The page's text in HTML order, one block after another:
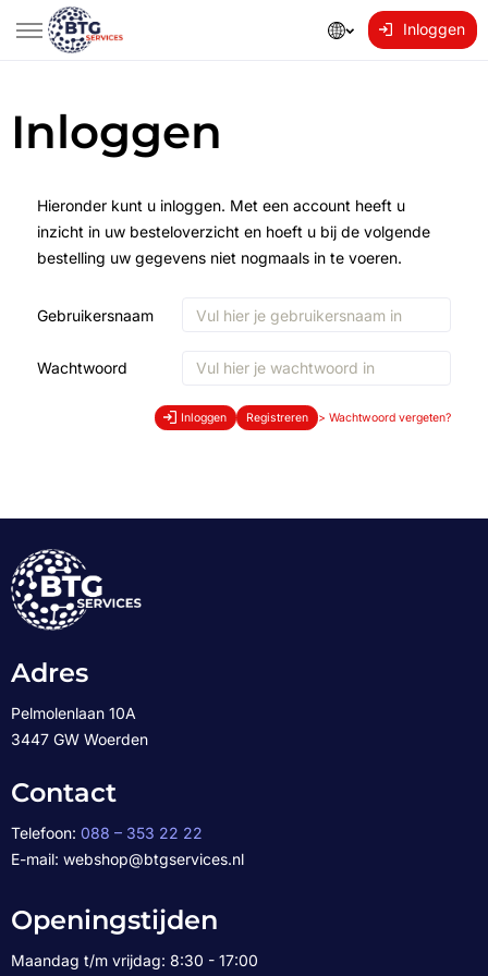
Inloggen
Inloggen
Hieronder kunt u inloggen. Met een account heeft u
inzicht in uw besteloverzicht en hoeft u bij de volgende
bestelling uw gegevens niet nogmaals in te voeren.
Gebruikersnaam
Wachtwoord
Inloggen Registreren > Wachtwoord vergeten?
Adres
Pelmolenlaan 10A
3447 GW Woerden
Contact
Telefoon: 088 – 353 22 22
E-mail: webshop@btgservices.nl
Openingstijden
Maandag t/m vrijdag: 8:30 - 17:00